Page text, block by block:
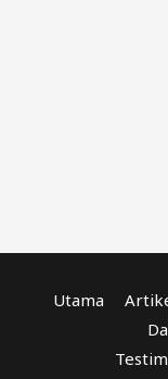
Utama